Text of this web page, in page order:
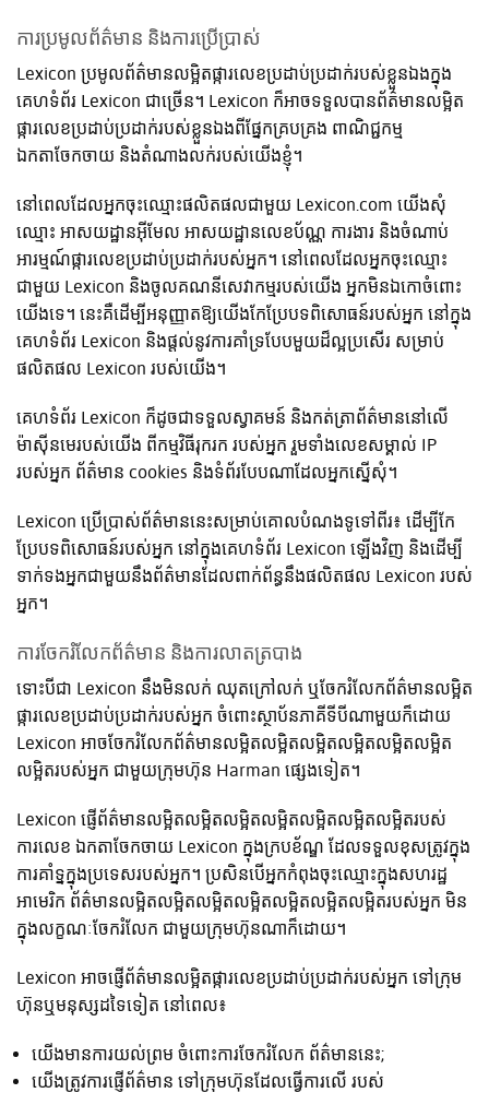
ការប្រមូលព័ត៌មាន និងការប្រើប្រាស់
Lexicon ប្រមូលព័ត៌មានលម្អិតផ្ការលេខប្រដាប់ប្រដាក់របស់ខ្លួនឯងក្នុង
គេហទំព័រ Lexicon ជាច្រើន។ Lexicon ក៏អាចទទួលបានព័ត៌មានលម្អិត
ផ្ការលេខប្រដាប់ប្រដាក់របស់ខ្លួនឯងពីផ្នែកគ្របគ្រង ពាណិជ្ជកម្ម
ឯកតាចែកចាយ និងតំណាងលក់របស់យើងខ្ញុំ។
នៅពេលដែលអ្នកចុះឈ្មោះផលិតផលជាមួយ Lexicon.com យើងសុំ
ឈ្មោះ អាសយដ្ឋានអ៊ីមែល អាសយដ្ឋានលេខប័ណ្ណ ការងារ និងចំណាប់
អារម្មណ៍ផ្ការលេខប្រដាប់ប្រដាក់របស់អ្នក។ នៅពេលដែលអ្នកចុះឈ្មោះ
ជាមួយ Lexicon និងចូលគណនីសេវាកម្មរបស់យើង អ្នកមិនឯកោចំពោះ
យើងទេ។ នេះគឺដើម្បីអនុញ្ញាតឱ្យយើងកែប្រែបទពិសោធន៍របស់អ្នក នៅក្នុង
គេហទំព័រ Lexicon និងផ្តល់នូវការគាំទ្របែបមួយដ៏ល្អប្រសើរ សម្រាប់
ផលិតផល Lexicon របស់យើង។
គេហទំព័រ Lexicon ក៏ដូចជាទទួលស្វាគមន៍ និងកត់ត្រាព័ត៌មាននៅលើ
ម៉ាស៊ីនមេរបស់យើង ពីកម្មវិធីរុករក របស់អ្នក រួមទាំងលេខសម្គាល់ IP
របស់អ្នក ព័ត៌មាន cookies និងទំព័របែបណាដែលអ្នកស្នើសុំ។
Lexicon ប្រើប្រាស់ព័ត៌មាននេះសម្រាប់គោលបំណងទូទៅពីរ៖ ដើម្បីកែ
ប្រែបទពិសោធន៍របស់អ្នក នៅក្នុងគេហទំព័រ Lexicon ឡើងវិញ និងដើម្បី
ទាក់ទងអ្នកជាមួយនឹងព័ត៌មានដែលពាក់ព័ន្ធនឹងផលិតផល Lexicon របស់
អ្នក។
ការចែករំលែកព័ត៌មាន និងការលាតត្របាង
ទោះបីជា Lexicon នឹងមិនលក់ ឈុតក្រៅលក់ ឬចែករំលែកព័ត៌មានលម្អិត
ផ្ការលេខប្រដាប់ប្រដាក់របស់អ្នក ចំពោះស្ថាប័នភាគីទីបីណាមួយក៏ដោយ
Lexicon អាចចែករំលែកព័ត៌មានលម្អិតលម្អិតលម្អិតលម្អិតលម្អិតលម្អិត
លម្អិតរបស់អ្នក ជាមួយក្រុមហ៊ុន Harman ផ្សេងទៀត។
Lexicon ផ្ញើព័ត៌មានលម្អិតលម្អិតលម្អិតលម្អិតលម្អិតលម្អិតលម្អិតរបស់
ការលេខ ឯកតាចែកចាយ Lexicon ក្នុងក្របខ័ណ្ឌ ដែលទទួលខុសត្រូវក្នុង
ការគាំទ្នក្នុងប្រទេសរបស់អ្នក។ ប្រសិនបើអ្នកកំពុងចុះឈ្មោះក្នុងសហរដ្ឋ
អាមេរិក ព័ត៌មានលម្អិតលម្អិតលម្អិតលម្អិតលម្អិតលម្អិតលម្អិតរបស់អ្នក មិន
ក្នុងលក្ខណៈចែករំលែក ជាមួយក្រុមហ៊ុនណាក៏ដោយ។
Lexicon អាចផ្ញើព័ត៌មានលម្អិតផ្ការលេខប្រដាប់ប្រដាក់របស់អ្នក ទៅក្រុម
ហ៊ុនឬមនុស្សដទៃទៀត នៅពេល៖
យើងមានការយល់ព្រម ចំពោះការចែករំលែក ព័ត៌មាននេះ;
យើងត្រូវការផ្ញើព័ត៌មាន ទៅក្រុមហ៊ុនដែលធ្វើការលើ របស់